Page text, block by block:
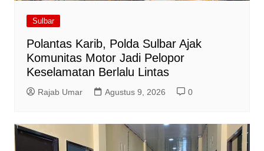
Sulbar
Polantas Karib, Polda Sulbar Ajak
Komunitas Motor Jadi Pelopor
Keselamatan Berlalu Lintas
Rajab Umar Agustus 9, 2026 0